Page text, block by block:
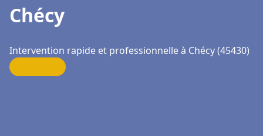
Chécy
Intervention rapide et professionnelle à Chécy (45430)